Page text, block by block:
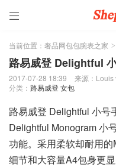

当前位置： 奢品网包包腕表之家 >
路易威登 Delightful
2017-07-28 18:39 来源：Louis
分类： 路易威登 女包
路易威登 Delightful 小号
Delightful Monogram 小
功能。采用柔软却耐用
细节和大容量A4包身更显